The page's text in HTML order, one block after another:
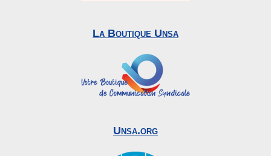
La Boutique Unsa
Unsa.org